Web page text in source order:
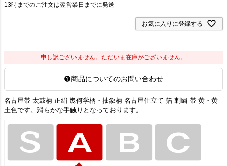
13時までのご注文は翌営業日までに発送
お気に入りに登録する
申し訳ございません。ただいま在庫がございません。
商品についてのお問い合わせ
名古屋帯 太鼓柄 正絹 幾何学柄・抽象柄 名古屋仕立て 箔 刺繍 帯 黄・黄
土色です。滑らかな手触りとなっております。